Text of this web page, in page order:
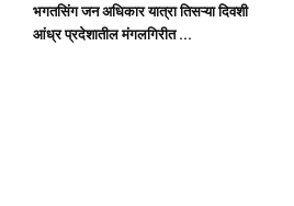
भगतसिंग जन अधिकार यात्रा तिसऱ्या दिवशी
आंध्र प्रदेशातील मंगलगिरीत …